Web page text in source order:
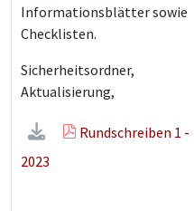
Informationsblätter sowie
Checklisten.
Sicherheitsordner,
Aktualisierung,
Rundschreiben 1 -
2023